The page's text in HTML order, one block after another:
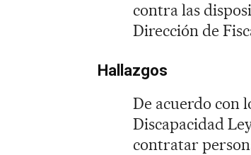
contra las
Dirección de
Hallazgos
De acuerdo con
Discapacidad
contratar